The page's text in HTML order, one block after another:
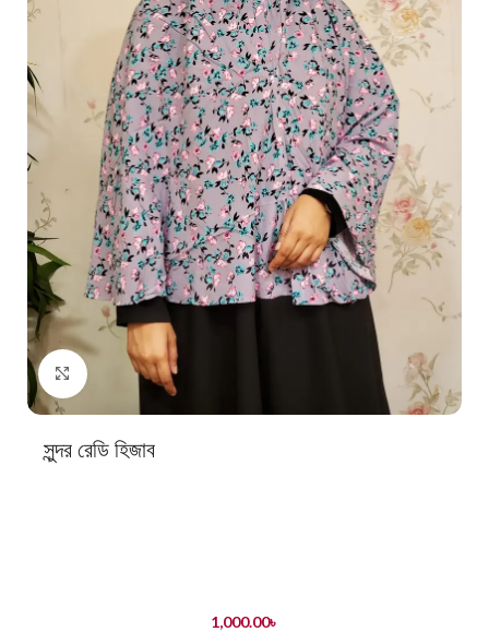
Click to enlarge
সুন্দর রেডি হিজাব
1,000.00৳